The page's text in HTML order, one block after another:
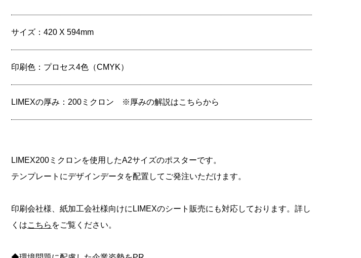
サイズ：420 X 594mm
印刷色： プロセス4色（CMYK）
LIMEXの厚み： 200ミクロン ※厚みの解説はこちらから
LIMEX200ミクロンを使用したA2サイズのポスターです。
テンプレートにデザインデータを配置してご発注いただけます。
印刷会社様、紙加工会社様向けにLIMEXのシート販売にも対応しております。詳し
くはこちら をご覧ください。